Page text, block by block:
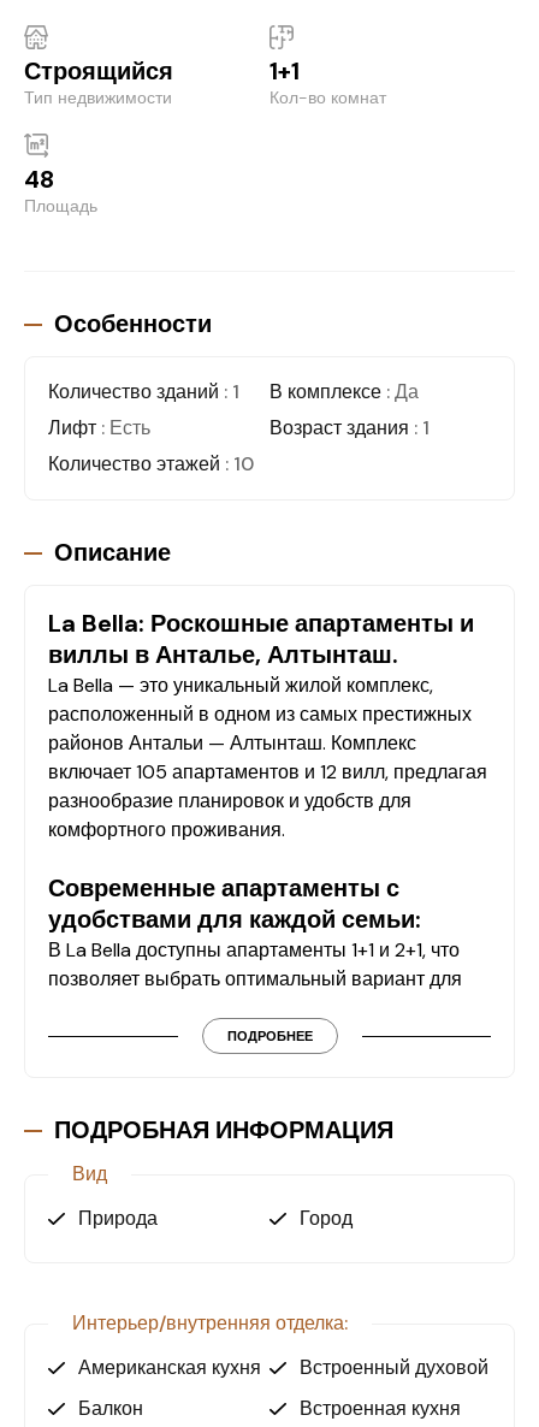
Строящийся
Тип недвижимости
1+1
Кол-во комнат
48
Площадь
Особенности
Количество зданий : 1 В комплексе : Да
Лифт : Есть Возраст здания : 1
Количество этажей : 10
Описание
La Bella: Роскошные апартаменты и
виллы в Анталье, Алтынташ.
La Bella — это уникальный жилой комплекс,
расположенный в одном из самых престижных
районов Антальи — Алтынташ. Комплекс
включает 105 апартаментов и 12 вилл, предлагая
разнообразие планировок и удобств для
комфортного проживания.
Современные апартаменты с
удобствами для каждой семьи:
В La Bella доступны апартаменты 1+1 и 2+1, что
позволяет выбрать оптимальный вариант для
что обеспечит тепло и уют в любое время года.
аренду.
Роскошные удобства для
комфортного проживания:
максимально удобными:
Бассейн
ПОДРОБНЕЕ
ПОДРОБНАЯ ИНФОРМАЦИЯ
Вид
Природа
Город
Интерьер/внутренняя отделка:
Американская кухня
Встроенный духовой
Балкон
Встроенная кухня